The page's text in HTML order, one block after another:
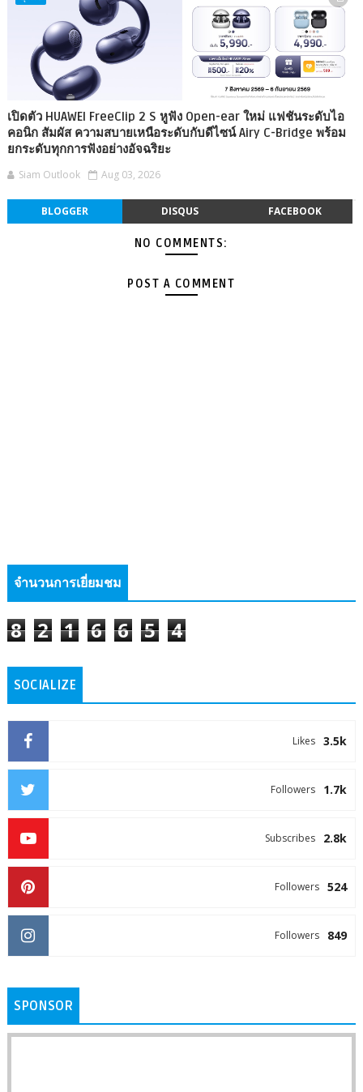
เปิดตัว HUAWEI FreeClip 2 S หูฟัง Open-ear ใหม่ แฟชันระดับไอ
คอนิก สัมผัส ความสบายเหนือระดับกับดีไซน์ Airy C-Bridge พร้อม
ยกระดับทุกการฟังอย่างอัจฉริยะ
Siam Outlook Aug 03, 2026
BLOGGER DISQUS FACEBOOK
NO COMMENTS:
POST A COMMENT
จำนวนการเยี่ยมชม
8 2 1 6 6 5 4
SOCIALIZE
3.5k
Likes
1.7k
Followers
2.8k
Subscribes
524
Followers
849
Followers
SPONSOR